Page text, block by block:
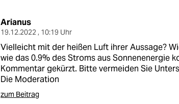
nord
wahrheit
verlag
verlag
Arianus
19.12.2022 , 10:19 Uhr
Vielleicht mit der heißen Luft ihrer Aussage?
wie das 0.9% des Stroms aus Sonnenenergie
Kommentar gekürzt. Bitte vermeiden Sie
Die Moderation
zum Beitrag